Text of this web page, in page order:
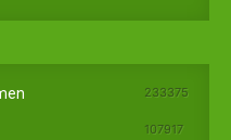
233375
107917